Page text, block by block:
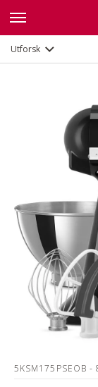
Utforsk
5KSM175PSEOB-